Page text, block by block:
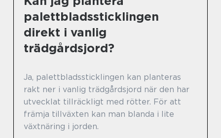
palettbladssticklingen
direkt i vanlig
trädgårdsjord?
Ja, palettbladssticklingen kan planteras
rakt ner i vanlig trädgårdsjord när den har
utvecklat tillräckligt med rötter. För att
främja tillväxten kan man blanda i lite
växtnäring i jorden.